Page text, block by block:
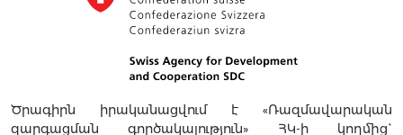
Ծրագիրն իրականացվում է «Ռազմավարական
զարգացման գործակալություն» ՀԿ-ի կողմից`